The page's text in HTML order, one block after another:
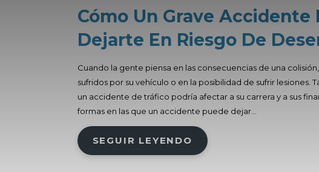
Cómo Un Grave Accidente
Dejarte En Riesgo De
Cuando la gente piensa en las consecuencias de una
sufridos por su vehículo o en la posibilidad de sufrir lesiones.
un accidente de tráfico podría afectar a su carrera y a sus
formas en las que un accidente puede dejar...
SEGUIR LEYENDO